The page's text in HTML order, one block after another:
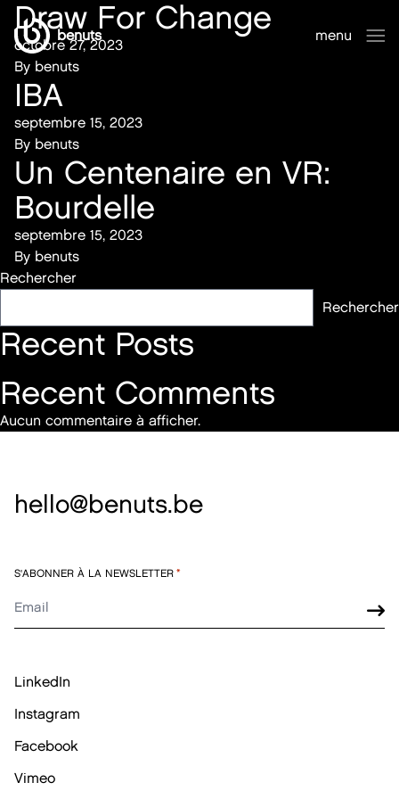
benuts
menu
Draw For Change
octobre 27, 2023
By benuts
IBA
septembre 15, 2023
By benuts
Un Centenaire en VR:
Bourdelle
septembre 15, 2023
By benuts
Rechercher
Rechercher
Recent Posts
Recent Comments
Aucun commentaire à afficher.
hello@benuts.be
S'ABONNER À LA NEWSLETTER *
LinkedIn
Instagram
Facebook
Vimeo